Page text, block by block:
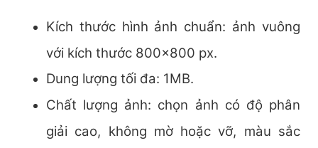
Kích thước hình ảnh chuẩn: ảnh vuông
với kích thước 800×800 px.
Dung lượng tối đa: 1MB.
Chất lượng ảnh: chọn ảnh có độ phân
giải cao, không mờ hoặc vỡ, màu sắc